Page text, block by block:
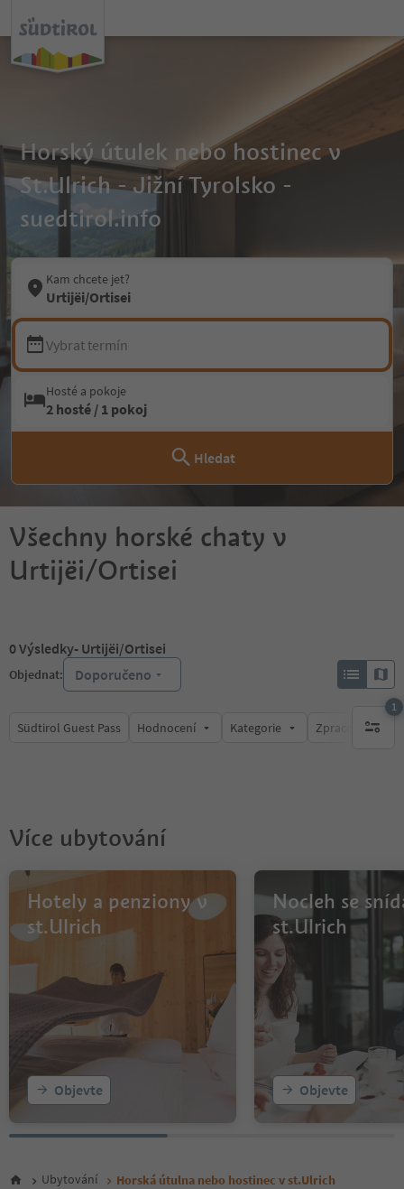
Horský útulek nebo hostinec v
St.Ulrich - Jižní Tyrolsko -
suedtirol.info
Kam chcete jet?
Urtijëi/Ortisei
Vybrat termín
Hosté a pokoje
2 hosté / 1 pokoj
Hledat
Všechny horské chaty v
Urtijëi/Ortisei
0Výsledky- Urtijëi/Ortisei
Objednat: Doporučeno
Südtirol Guest Pass Hodnocení Kategorie Zpracovává
1
1
Více ubytování
Hotely a penziony v
st.Ulrich
Objevte
Nocleh se
st.Ulrich
Objevte
Ubytování Horská útulna nebo hostinec v st.Ulrich